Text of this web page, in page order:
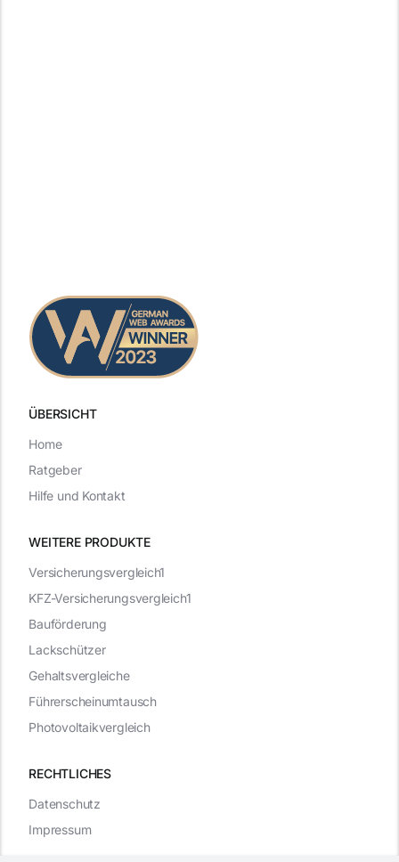
ÜBERSICHT
WEITERE PRODUKTE
RECHTLICHES
Datenschutz
Impressum
Versicherungsvergleich1
KFZ-Versicherungsvergleich1
Bauförderung
Lackschützer
Gehaltsvergleiche
Führerscheinumtausch
Photovoltaikvergleich
Home
Ratgeber
Hilfe und Kontakt